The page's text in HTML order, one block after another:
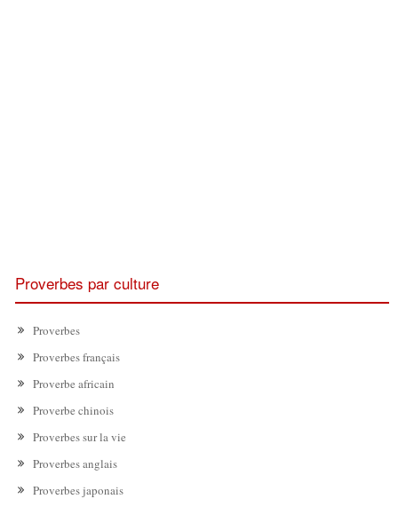
Proverbes par culture
Proverbes
Proverbes français
Proverbe africain
Proverbe chinois
Proverbes sur la vie
Proverbes anglais
Proverbes japonais